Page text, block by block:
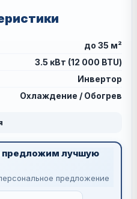
до 35 м²
3.5 кВт (12 000 BTU)
Инвертор
Охлаждение / Обогрев
предложим лучшую
предложение